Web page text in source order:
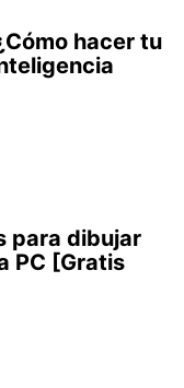
hacer tu
para dibujar
PC [Gratis